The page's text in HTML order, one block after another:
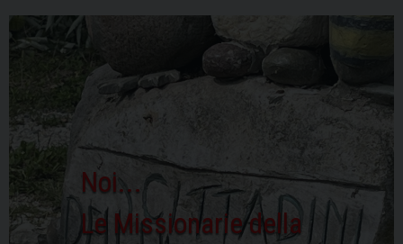
Noi...
Le Missionarie della